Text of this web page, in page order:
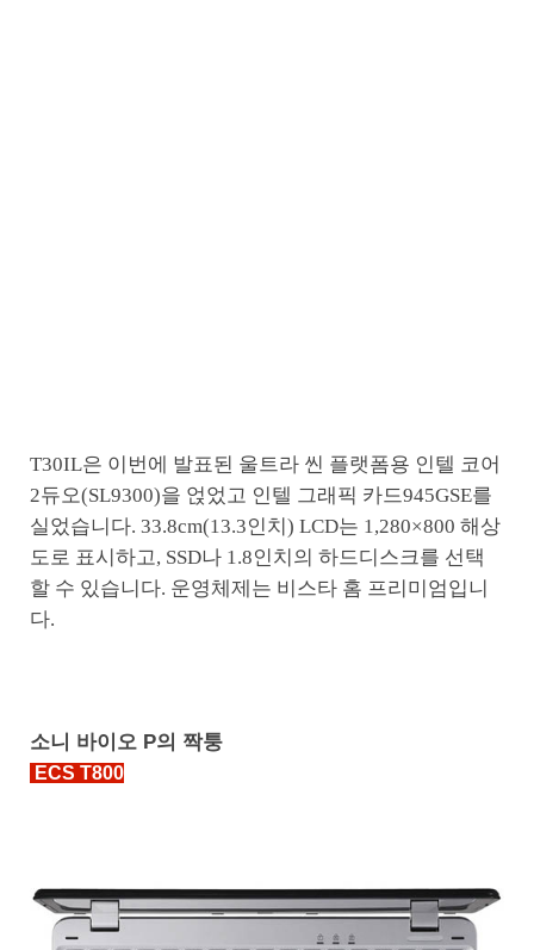
T30IL은 이번에 발표된 울트라 씬 플랫폼용 인텔 코어
2듀오(SL9300)을 얹었고 인텔 그래픽 카드945GSE를
실었습니다. 33.8cm(13.3인치) LCD는 1,280×800 해상
도로 표시하고, SSD나 1.8인치의 하드디스크를 선택
할 수 있습니다. 운영체제는 비스타 홈 프리미엄입니
다.
소니 바이오 P의 짝퉁
ECS T800